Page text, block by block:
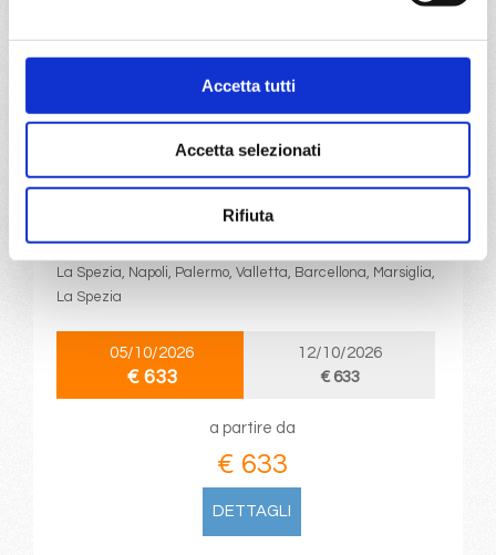
Accetta tutti
Accetta selezionati
Rifiuta
€ 633
daLa SpeziaconMSC
La Spezia, Napoli, Palermo, Valletta, Barcellona, Marsiglia,
La Spezia
05/10/2026
€ 633
12/10/2026
€ 633
a partire da
€ 633
DETTAGLI